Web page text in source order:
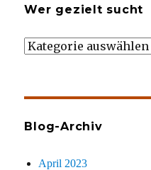
Wer gezielt sucht
Wer
Blog-Archiv
April 2023